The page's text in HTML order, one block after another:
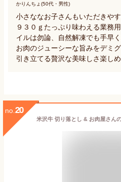
かりんちょ(50代・男性)
小さななお子さんもいただきや
９３０ｇたっぷり味わえる業務
イルは勿論、自然解凍でも手早
お肉のジューシーな旨みをデミ
引き立てる贅沢な美味しさ楽しめ
no. 20